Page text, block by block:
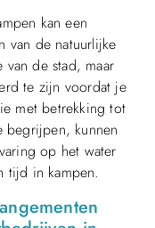
kan een
van de natuurlijke
de stad, maar
te zijn voordat je
met betrekking tot
begrijpen, kunnen
op het water
tijd in kampen.